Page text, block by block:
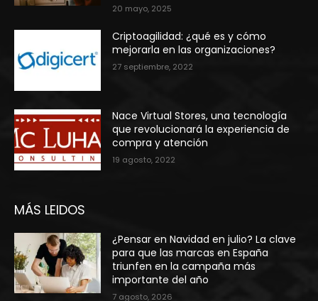
20 mayo, 2025
Criptoagilidad: ¿qué es y cómo
mejorarla en las organizaciones?
27 septiembre, 2022
Nace Virtual Stores, una tecnología
que revolucionará la experiencia de
compra y atención
19 agosto, 2022
MÁS LEIDOS
¿Pensar en Navidad en julio? La clave
para que las marcas en España
triunfen en la campaña más
importante del año
7 agosto, 2026